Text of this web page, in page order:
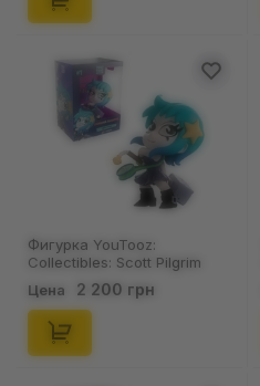
Фигурка YouTooz:
Collectibles: Scott Pilgrim
Takes Off: Ramona Flowers,
(78676)
Цена 2 200 грн